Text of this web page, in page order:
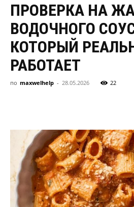
ПРОВЕРКА НА
ВОДОЧНОГО
КОТОРЫЙ
РАБОТАЕТ
по maxwelhelp - 28.05.2026 22